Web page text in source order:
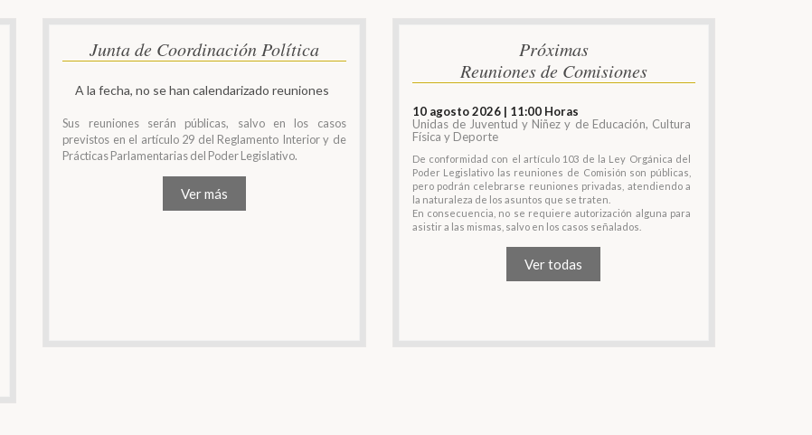
Junta de Coordinación Política
A la fecha, no se han calendarizado reuniones
Sus reuniones serán públicas, salvo en los casos
previstos en el artículo 29 del Reglamento Interior y de
Prácticas Parlamentarias del Poder Legislativo.
Ver más
Próximas
Reuniones de Comisiones
10 agosto 2026 | 11:00 Horas
Unidas de Juventud y Niñez y de Educación, Cultura
Física y Deporte
De conformidad con el artículo 103 de la Ley Orgánica del
Poder Legislativo las reuniones de Comisión son públicas,
pero podrán celebrarse reuniones privadas, atendiendo a
la naturaleza de los asuntos que se traten.
En consecuencia, no se requiere autorización alguna para
asistir a las mismas, salvo en los casos señalados.
Ver todas